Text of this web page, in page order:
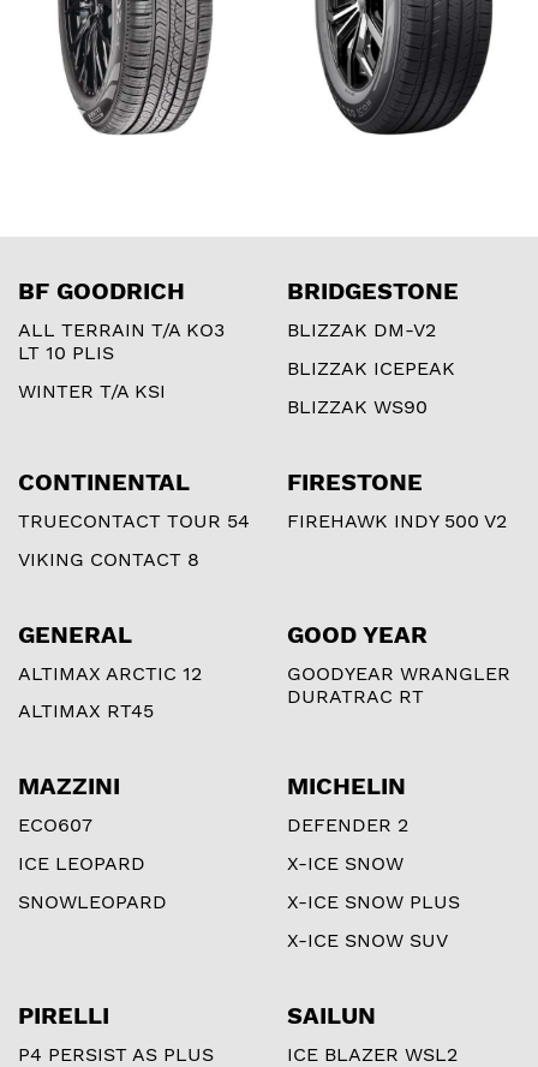
BF GOODRICH
ALL TERRAIN T/A KO3
LT 10 PLIS
WINTER T/A KSI
BRIDGESTONE
BLIZZAK DM-V2
BLIZZAK ICEPEAK
BLIZZAK WS90
CONTINENTAL
TRUECONTACT TOUR 54
VIKING CONTACT 8
FIRESTONE
FIREHAWK INDY 500 V2
GENERAL
ALTIMAX ARCTIC 12
ALTIMAX RT45
GOOD YEAR
GOODYEAR WRANGLER
DURATRAC RT
MAZZINI
ECO607
ICE LEOPARD
SNOWLEOPARD
MICHELIN
DEFENDER 2
X-ICE SNOW
X-ICE SNOW PLUS
X-ICE SNOW SUV
PIRELLI
P4 PERSIST AS PLUS
SAILUN
ICE BLAZER WSL2